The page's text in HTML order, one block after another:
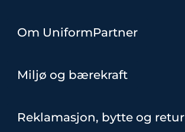
Om UniformPartner
Miljø og bærekraft
Reklamasjon, bytte og retur